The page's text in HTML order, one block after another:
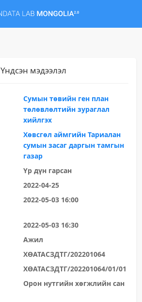
Үндсэн мэдээлэл
Сумын төвийн ген план
төлөвлөлтийн зураглал
хийлгэх
Хөвсгөл аймгийн Тариалан
сумын засаг даргын тамгын
газар
Үр дүн гарсан
2022-04-25
2022-05-03 16:00
2022-05-03 16:30
Ажил
ХӨАТАСЗДТГ/202201064
ХӨАТАСЗДТГ/202201064/01/01
Орон нутгийн хөгжлийн сан